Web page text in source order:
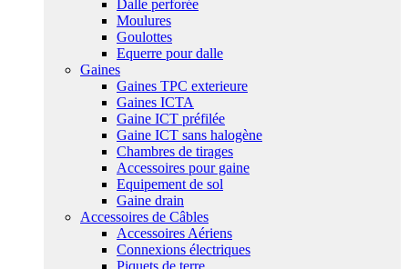
Dalle perforée
Moulures
Goulottes
Equerre pour dalle
Gaines
Gaines TPC exterieure
Gaines ICTA
Gaine ICT préfilée
Gaine ICT sans halogène
Chambres de tirages
Accessoires pour gaine
Equipement de sol
Gaine drain
Accessoires de Câbles
Accessoires Aériens
Connexions électriques
Piquets de terre